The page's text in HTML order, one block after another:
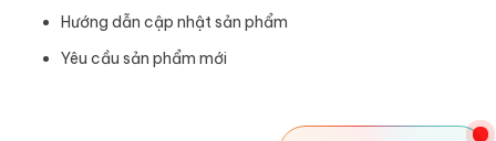
Hướng dẫn cập nhật sản phẩm
Yêu cầu sản phẩm mới